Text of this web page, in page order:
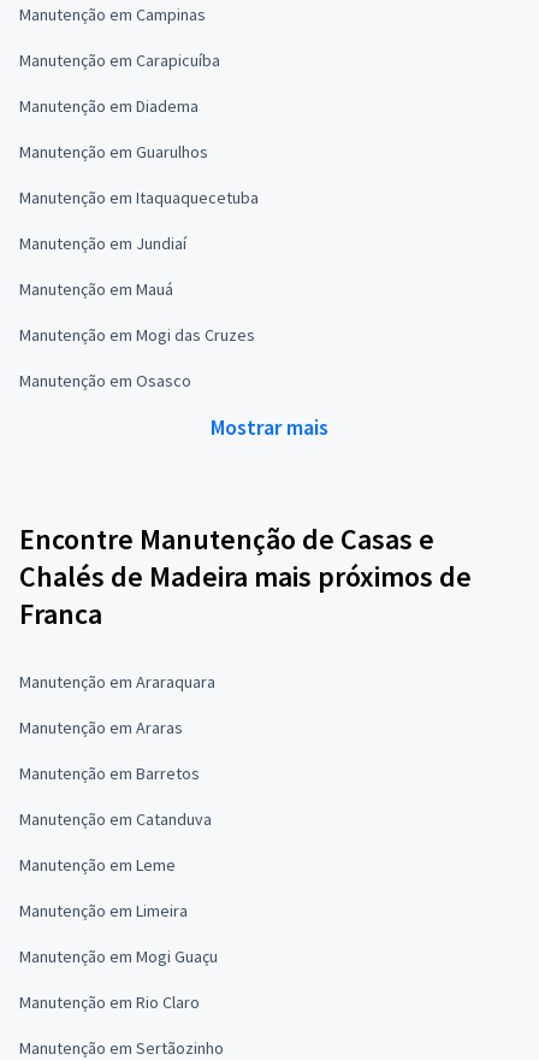
Manutenção em Campinas
Manutenção em Carapicuíba
Manutenção em Diadema
Manutenção em Guarulhos
Manutenção em Itaquaquecetuba
Manutenção em Jundiaí
Manutenção em Mauá
Manutenção em Mogi das Cruzes
Manutenção em Osasco
Mostrar mais
Encontre Manutenção de Casas e
Chalés de Madeira mais próximos de
Franca
Manutenção em Araraquara
Manutenção em Araras
Manutenção em Barretos
Manutenção em Catanduva
Manutenção em Leme
Manutenção em Limeira
Manutenção em Mogi Guaçu
Manutenção em Rio Claro
Manutenção em Sertãozinho